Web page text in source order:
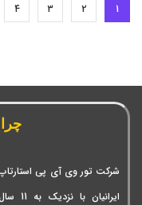
1
2
3
4
شرکت تور وی آی پی